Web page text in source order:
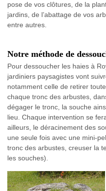
pose de vos clôtures, de la
jardins, de l’abattage de vos
entre autres.
Notre méthode de
Pour dessoucher les haies à
jardiniers paysagistes vont
notamment celle de retirer
chaque tronc des arbustes,
dégager le tronc, la souche
lieu. Chaque intervention se
ailleurs, le déracinement des
une seule fois avec une mini-
tronc des arbustes, creuser la
les souches).